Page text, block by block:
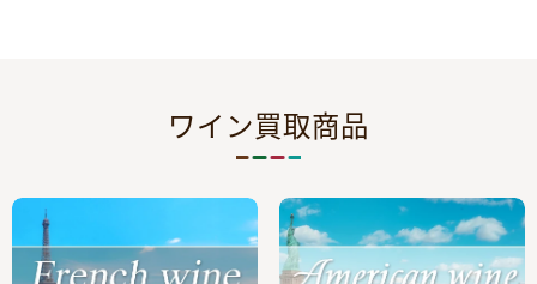
ワイン買取商品